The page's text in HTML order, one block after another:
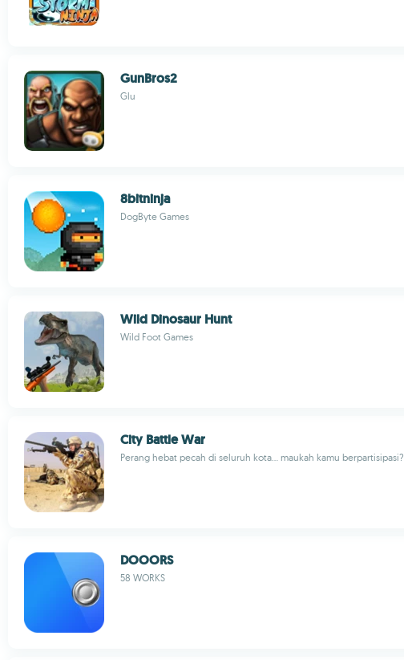
GunBros2
Glu
8bitninja
DogByte Games
Wild Dinosaur Hunt
Wild Foot Games
City Battle War
Perang hebat pecah di seluruh kota... maukah kamu berpartisipasi?
DOOORS
58 WORKS